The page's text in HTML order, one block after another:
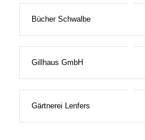
Bücher Schwalbe
Gillhaus GmbH
Gärtnerei Lenfers